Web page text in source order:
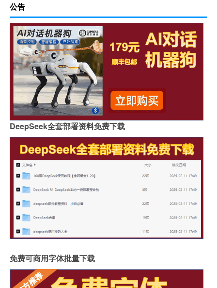
公告
DeepSeek全套部署资料免费下载
免费可商用字体批量下载